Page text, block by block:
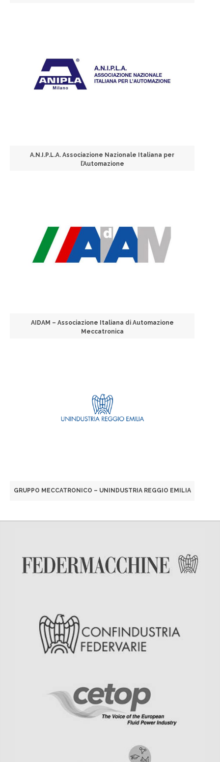
A.N.I.P.L.A. Associazione Nazionale Italiana per
l’Automazione
AIDAM – Associazione Italiana di Automazione
Meccatronica
GRUPPO MECCATRONICO – UNINDUSTRIA REGGIO EMILIA